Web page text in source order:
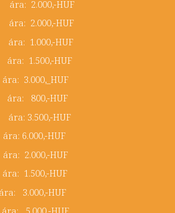
HUF
2.000,-HUF
HUF
1.500,-HUF
800,-HUF
3.500,-HUF
6.000,-HUF
HUF
1.500,-HUF
HUF
5.000,-HUF